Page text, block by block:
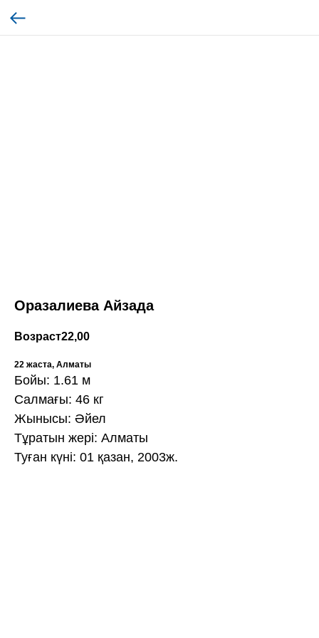
Оразалиева Айзада
Возраст22,00
22 жаста, Алматы
Бойы: 1.61 м
Салмағы: 46 кг
Жынысы: Әйел
Тұратын жері: Алматы
Туған күні: 01 қазан, 2003ж.